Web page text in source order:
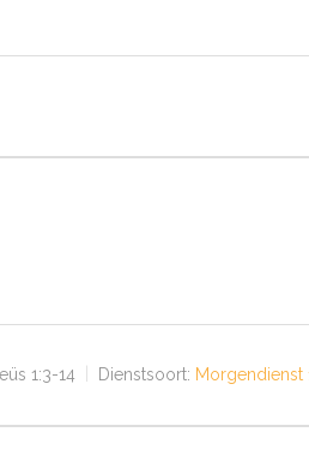
1:3-14 Dienstsoort: Morgendienst